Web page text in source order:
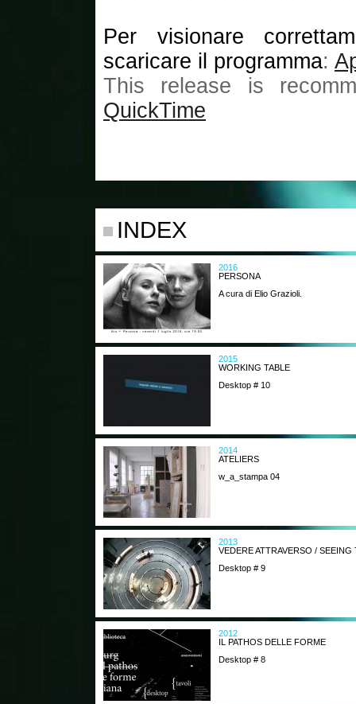
Per visionare
scaricare il programma:
This release is
QuickTime
INDEX
2016
PERSONA
A cura di Elio Grazioli.
2015
WORKING TABLE
Desktop # 10
2014
ATELIERS
w_a_stampa 04
2013
VEDERE ATTRAVERSO /
Desktop # 9
2012
IL PATHOS DELLE FORME
Desktop # 8